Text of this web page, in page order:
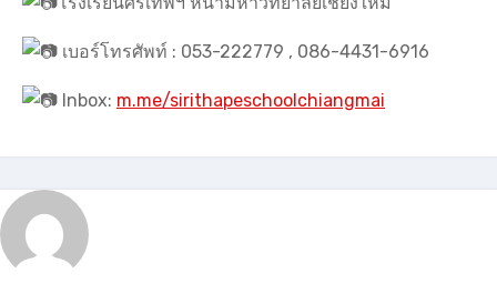
เบอร์โทรศัพท์ : 053-222779 , 086-4431-6916
Inbox: m.me/sirithapeschoolchiangmai